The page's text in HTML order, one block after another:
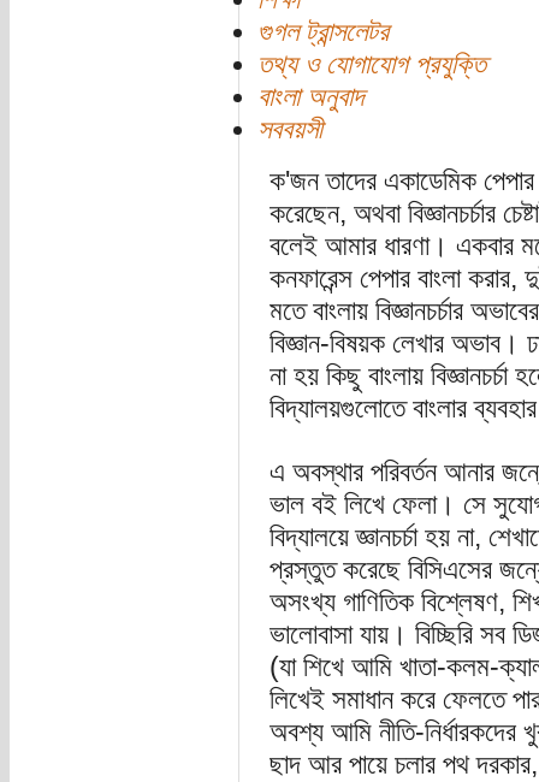
গুগল ট্রান্সলেটর
তথ্য ও যোগাযোগ প্রযুক্তি
বাংলা অনুবাদ
সববয়সী
ক'জন তাদের একাডেমিক পেপার
করেছেন, অথবা বিজ্ঞানচর্চার
বলেই আমার ধারণা। একবার
কনফারেন্স পেপার বাংলা
মতে বাংলায় বিজ্ঞানচর্চার
বিজ্ঞান-বিষয়ক লেখার অভাব।
না হয় কিছু বাংলায়
বিদ্যালয়গুলোতে বাংলার
এ অবস্থার পরিবর্তন আনার
ভাল বই লিখে ফেলা। সে
বিদ্যালয়ে জ্ঞানচর্চা হয় না,
প্রস্তুত করেছে বিসিএসের
অসংখ্য গাণিতিক বিশ্লেষণ,
ভালোবাসা যায়। বিচ্ছিরি সব
(যা শিখে আমি খাতা-কলম-
লিখেই সমাধান করে ফেলতে
অবশ্য আমি নীতি-নির্ধারকদের
ছাদ আর পায়ে চলার পথ